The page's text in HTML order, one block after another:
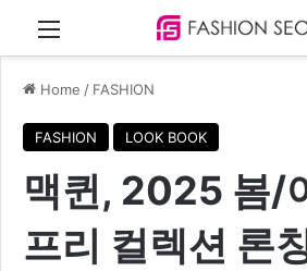
Menu
Home / FASHION
FASHION LOOK BOOK
맥퀸, 2025 봄/
프리 컬렉션 론